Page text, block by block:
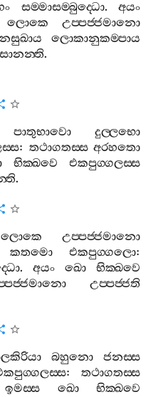
සම‍්මාසම‍්බුද‍්ධො. අයං
ලොකෙ
උප‍්පජ‍්ජමානො
ලොකානුකම‍්පාය
.
පාතුභාවො
දුල‍්ලභො
: තථාගතස‍්ස අරහතො
භික‍්ඛවෙ
එකපුග‍්ගලස‍්ස
.
ලොකෙ
උප‍්පජ‍්ජමානො
කතමො එකපුග‍්ගලො:
. අයං ඛො
භික‍්ඛවෙ
උප‍්පජ‍්ජති
බහුනො
ජනස‍්ස
:තථාගතස‍්ස
ඉමස‍්ස ඛො
භික‍්ඛවෙ